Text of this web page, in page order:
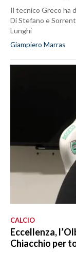
Il tecnico Greco ha
Di Stefano e
Lunghi
Giampiero Marras
CALCIO
Eccellenza,
Chiacchio per